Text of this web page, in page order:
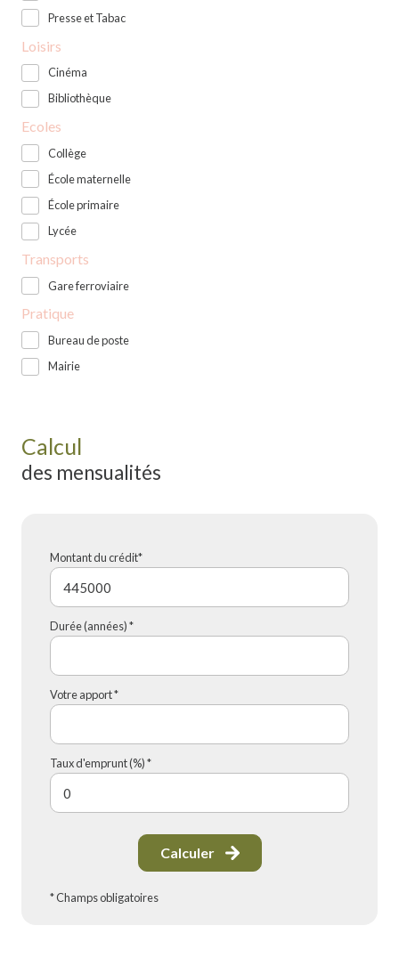
Presse et Tabac
Loisirs
Cinéma
Bibliothèque
Ecoles
Collège
École maternelle
École primaire
Lycée
Transports
Gare ferroviaire
Pratique
Bureau de poste
Mairie
Calcul
des mensualités
Montant du crédit*
Durée (années) *
Votre apport *
Taux d'emprunt (%) *
Calculer
* Champs obligatoires